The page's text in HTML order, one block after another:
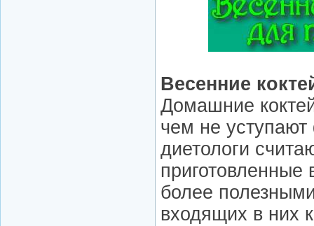
Весенние
Домашние
чем не
диетологи
более
входящих в них